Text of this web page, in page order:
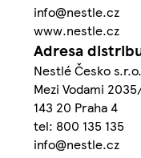
info@nestle.cz
www.nestle.cz
Adresa
Nestlé Česko s.r.o.
Mezi Vodami
143 20 Praha 4
tel: 800 135 135
info@nestle.cz